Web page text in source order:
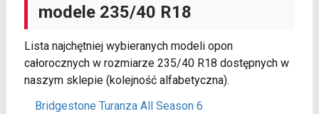
modele 235/40 R18
Lista najchętniej wybieranych modeli opon
całorocznych w rozmiarze 235/40 R18 dostępnych w
naszym sklepie (kolejność alfabetyczna).
Bridgestone Turanza All Season 6